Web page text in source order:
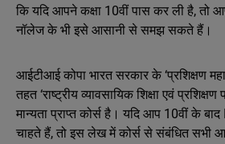
कि यदि आपने कक्षा 10वीं पास कर ली है, तो आप
नॉलेज के भी इसे आसानी से समझ सकते हैं।
आईटीआई कोपा भारत सरकार के ‘प्रशिक्षण
तहत ‘राष्ट्रीय व्यावसायिक शिक्षा एवं प्रशिक्षण
मान्यता प्राप्त कोर्स है। यदि आप 10वीं के
चाहते हैं, तो इस लेख में कोर्स से संबंधित सभी